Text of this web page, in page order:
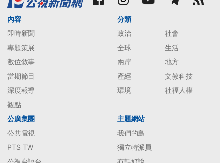
內容
即時新聞
專題策展
數位敘事
當期節目
深度報導
觀點
分類
政治
社會
全球
生活
兩岸
地方
產經
文教科技
環境
社福人權
公廣集團
公共電視
PTS TW
主題網站
我們的島
獨立特派員